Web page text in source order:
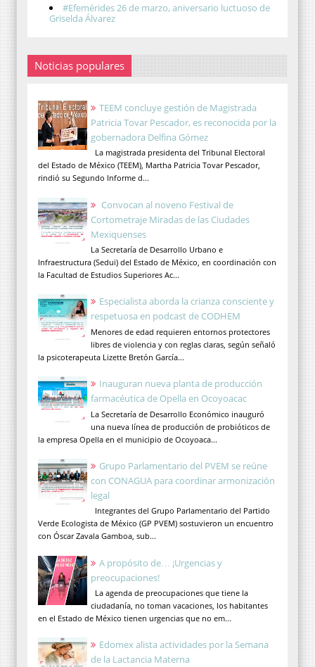
#Efemérides 26 de marzo, aniversario luctuoso de
Griselda Álvarez
Noticias populares
TEEM concluye gestión de Magistrada
Patricia Tovar Pescador, es reconocida por la
gobernadora Delfina Gómez
La magistrada presidenta del Tribunal Electoral
del Estado de México (TEEM), Martha Patricia Tovar Pescador,
rindió su Segundo Informe d...
Convocan al noveno Festival de
Cortometraje Miradas de las Ciudades
Mexiquenses
La Secretaría de Desarrollo Urbano e
Infraestructura (Sedui) del Estado de México, en coordinación con
la Facultad de Estudios Superiores Ac...
Especialista aborda la crianza consciente y
respetuosa en podcast de CODHEM
Menores de edad requieren entornos protectores
libres de violencia y con reglas claras, según señaló
la psicoterapeuta Lizette Bretón García...
Inauguran nueva planta de producción
farmacéutica de Opella en Ocoyoacac
La Secretaría de Desarrollo Económico inauguró
una nueva línea de producción de probióticos de
la empresa Opella en el municipio de Ocoyoaca...
Grupo Parlamentario del PVEM se reúne
con CONAGUA para coordinar armonización
legal
Integrantes del Grupo Parlamentario del Partido
Verde Ecologista de México (GP PVEM) sostuvieron un encuentro
con Óscar Zavala Gamboa, sub...
A propósito de… ¡Urgencias y
preocupaciones!
La agenda de preocupaciones que tiene la
ciudadanía, no toman vacaciones, los habitantes
en el Estado de México tienen urgencias que no em...
Edomex alista actividades por la Semana
de la Lactancia Materna